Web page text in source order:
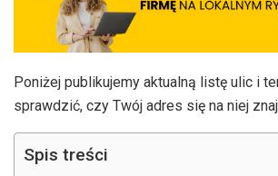
Poniżej publikujemy aktualną listę ulic i
sprawdzić, czy Twój adres się na niej
Spis treści